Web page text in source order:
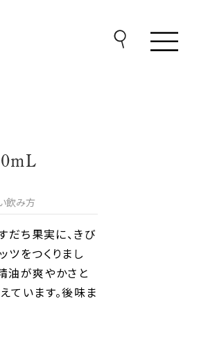
飲み方
ち果実に、きび
ツをつくりまし
油が爽やかさと
ています。後味ま